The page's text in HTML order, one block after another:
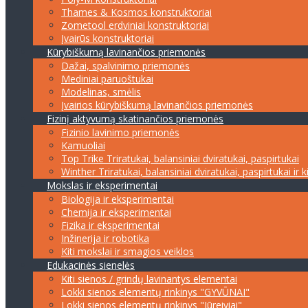
Thames & Kosmos konstruktoriai
Zometool erdviniai konstruktoriai
Įvairūs konstruktoriai
Kūrybiškumą lavinančios priemonės
Dažai, spalvinimo priemonės
Mediniai paruoštukai
Modelinas, smėlis
Įvairios kūrybiškumą lavinančios priemonės
Fizinį aktyvumą skatinančios priemonės
Fizinio lavinimo priemonės
Kamuoliai
Top Trike Triratukai, balansiniai dviratukai, paspirtukai
Winther Triratukai, balansiniai dviratukai, paspirtukai ir
Mokslas ir eksperimentai
Biologija ir eksperimentai
Chemija ir eksperimentai
Fizika ir eksperimentai
Inžinerija ir robotika
Kiti mokslai ir smagios veiklos
Edukacinės sienelės
Kiti sienos / grindų lavinantys elementai
Lokki sienos elementų rinkinys "GYVŪNAI"
Lokki sienos elementų rinkinys "Jūreiviai"